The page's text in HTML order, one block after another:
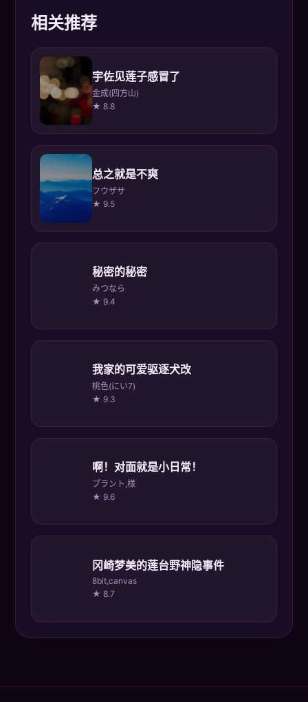
相关推荐
宇佐见莲子感冒了
金成(四方山)
★ 8.8
总之就是不爽
フウザサ
★ 9.5
秘密的秘密
みつなら
★ 9.4
我家的可爱驱逐犬改
桃色(にい7)
★ 9.3
啊！对面就是小日常！
プラント,様
★ 9.6
冈崎梦美的莲台野神隐事件
8bit,canvas
★ 8.7